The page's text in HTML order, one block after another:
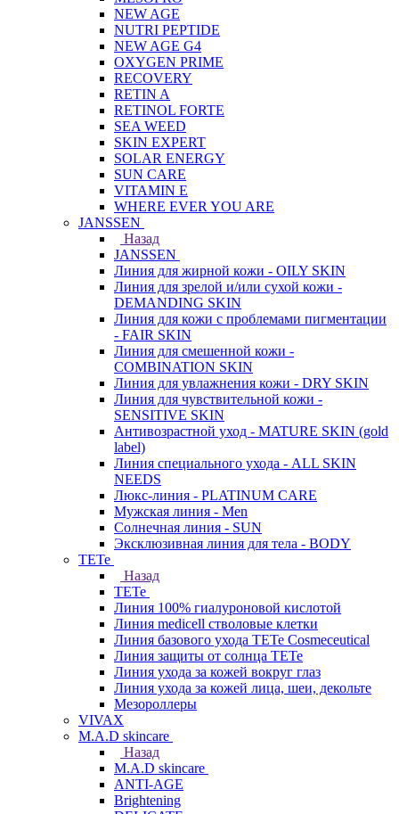
NEW AGE
NUTRI PEPTIDE
NEW AGE G4
OXYGEN PRIME
RECOVERY
RETIN A
RETINOL FORTE
SEA WEED
SKIN EXPERT
SOLAR ENERGY
SUN CARE
VITAMIN E
WHERE EVER YOU ARE
JANSSEN
Назад
JANSSEN
Линия для жирной кожи - OILY SKIN
Линия для зрелой и/или сухой кожи -
DEMANDING SKIN
Линия для кожи с проблемами пигментации
- FAIR SKIN
Линия для смешенной кожи -
COMBINATION SKIN
Линия для увлажнения кожи - DRY SKIN
Линия для чувствительной кожи -
SENSITIVE SKIN
Антивозрастной уход - MATURE SKIN (gold
label)
Линия специального ухода - ALL SKIN
NEEDS
Люкс-линия - PLATINUM CARE
Мужская линия - Men
Солнечная линия - SUN
Эксклюзивная линия для тела - BODY
TETe
Назад
TETe
Линия 100% гиалуроновой кислотой
Линия medicell стволовые клетки
Линия базового ухода TETe Cosmeceutical
Линия защиты от солнца TETe
Линия ухода за кожей вокруг глаз
Линия ухода за кожей лица, шеи, декольте
Мезороллеры
VIVAX
M.A.D skincare
Назад
M.A.D skincare
ANTI-AGE
Brightening